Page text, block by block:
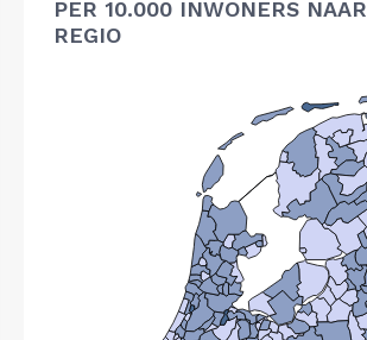
PER 10.000 INWONERS NAAR
REGIO